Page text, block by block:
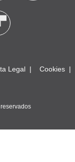
Legal Cookies